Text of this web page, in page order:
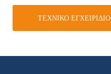
ΤΕΧΝΙΚΌ ΕΓΧΕΙΡΊΔΙΟ